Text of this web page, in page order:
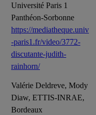
Université Paris 1
Panthéon-Sorbonne
https://mediatheque.univ
-paris1.fr/video/3772-
discutante-judith-
rainhorn/
Valérie Deldreve, Mody
Diaw, ETTIS-INRAE,
Bordeaux